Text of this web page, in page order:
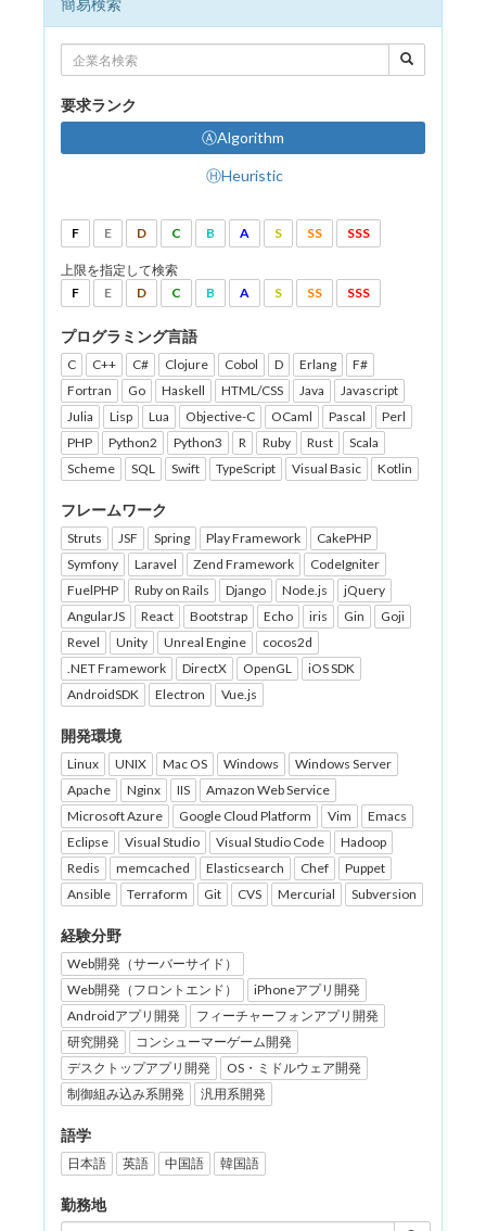
簡易検索
要求ランク
ⒶAlgorithm
ⒽHeuristic
F E D C B A S SS SSS
上限を指定して検索
F
E D C B A S SS SSS
プログラミング言語
C C++ C# Clojure Cobol D Erlang
F#
Fortran
Go Haskell HTML/CSS Java
Javascript
Julia
Lisp Lua Objective-C OCaml Pascal
Perl
PHP
Python2 Python3 R Ruby Rust
Scala
Scheme
SQL Swift TypeScript Visual Basic Kotlin
フレームワーク
Struts JSF Spring Play Framework
CakePHP
Symfony
Laravel Zend Framework
CodeIgniter
FuelPHP
Ruby on Rails Django Node.js
jQuery
AngularJS
React Bootstrap Echo iris Gin
Goji
Revel
Unity Unreal Engine
cocos2d
.NET Framework
DirectX OpenGL
iOS SDK
AndroidSDK
Electron Vue.js
開発環境
Linux UNIX Mac OS Windows
Windows Server
Apache
Nginx IIS
Amazon Web Service
Microsoft Azure
Google Cloud Platform Vim
Emacs
Eclipse
Visual Studio Visual Studio Code
Hadoop
Redis
memcached Elasticsearch Chef
Puppet
Ansible
Terraform Git CVS Mercurial Subversion
経験分野
Web開発（サーバーサイド）
Web開発（フロントエンド）
iPhoneアプリ開発
Androidアプリ開発
フィーチャーフォンアプリ開発
研究開発
コンシューマーゲーム開発
デスクトップアプリ開発
OS・ミドルウェア開発
制御組み込み系開発
汎用系開発
語学
日本語 英語 中国語 韓国語
勤務地